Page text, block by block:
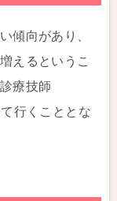
傾向があり、
えるというこ
療技師
行くこととな